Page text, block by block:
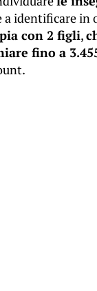
a identificare in
con 2 figli,
fino a